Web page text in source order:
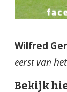
Wilfred
eerst van
Bekijk